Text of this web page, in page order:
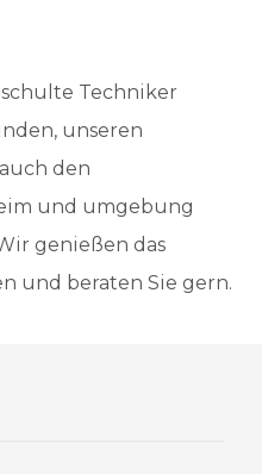
Techniker
unseren
den
und umgebung
genießen das
und beraten Sie gern.